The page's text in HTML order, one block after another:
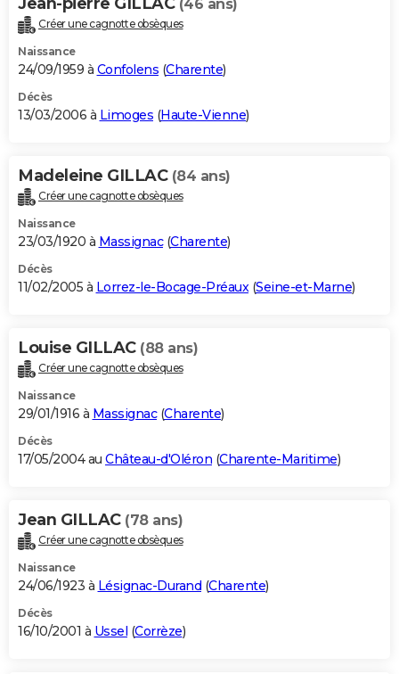
Jean-pierre GILLAC (46 ans)
Créer une cagnotte obsèques
Naissance
24/09/1959 à Confolens (Charente)
Décès
13/03/2006 à Limoges (Haute-Vienne)
Madeleine GILLAC (84 ans)
Créer une cagnotte obsèques
Naissance
23/03/1920 à Massignac(Charente)
Décès
11/02/2005 à Lorrez-le-Bocage-Préaux(Seine-et-Marne)
Louise GILLAC (88 ans)
Créer une cagnotte obsèques
Naissance
29/01/1916 à Massignac(Charente)
Décès
17/05/2004 au Château-d'Oléron (Charente-Maritime)
Jean GILLAC (78 ans)
Créer une cagnotte obsèques
Naissance
24/06/1923 à Lésignac-Durand (Charente)
Décès
16/10/2001 à Ussel (Corrèze)